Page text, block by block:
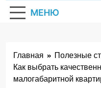
МЕНЮ
Главная
Полезные
Как выбрать
малогабаритной